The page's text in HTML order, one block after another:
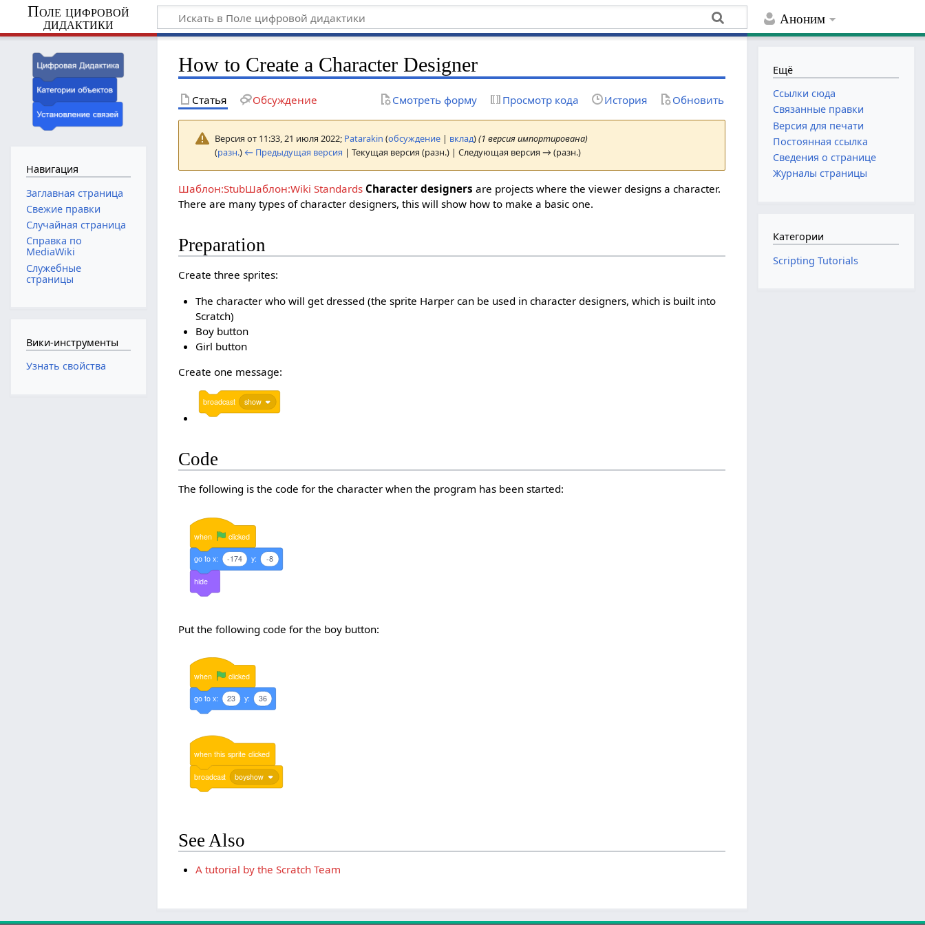
Аноним
Поле цифровой
дидактики
How to Create a Character Designer
Статья Обсуждение Смотреть форму Просмотр кода История Обновить
Версия от 11:33, 21 июля 2022; Patarakin (обсуждение | вклад)(1 версия импортирована)
(разн.) ← Предыдущая версия | Текущая версия (разн.) | Следующая версия → (разн.)
Шаблон:StubШаблон:Wiki Standards Character designers are projects where the viewer designs a character.
There are many types of character designers, this will show how to make a basic one.
Preparation
Create three sprites:
The character who will get dressed (the sprite Harper can be used in character designers, which is built into
Scratch)
Boy button
Girl button
Create one message:
broadcast show
Code
The following is the code for the character when the program has been started:
when clicked
go to x: -174 y: -8
hide
Put the following code for the boy button:
when clicked
go to x: 23 y: 36
when this sprite clicked
broadcast boyshow
See Also
A tutorial by the Scratch Team
Навигация
Заглавная страница
Свежие правки
Случайная страница
Справка по
MediaWiki
Служебные
страницы
Вики-инструменты
Узнать свойства
Ещё
Ссылки сюда
Связанные правки
Версия для печати
Постоянная ссылка
Сведения о странице
Журналы страницы
Категории
Scripting Tutorials